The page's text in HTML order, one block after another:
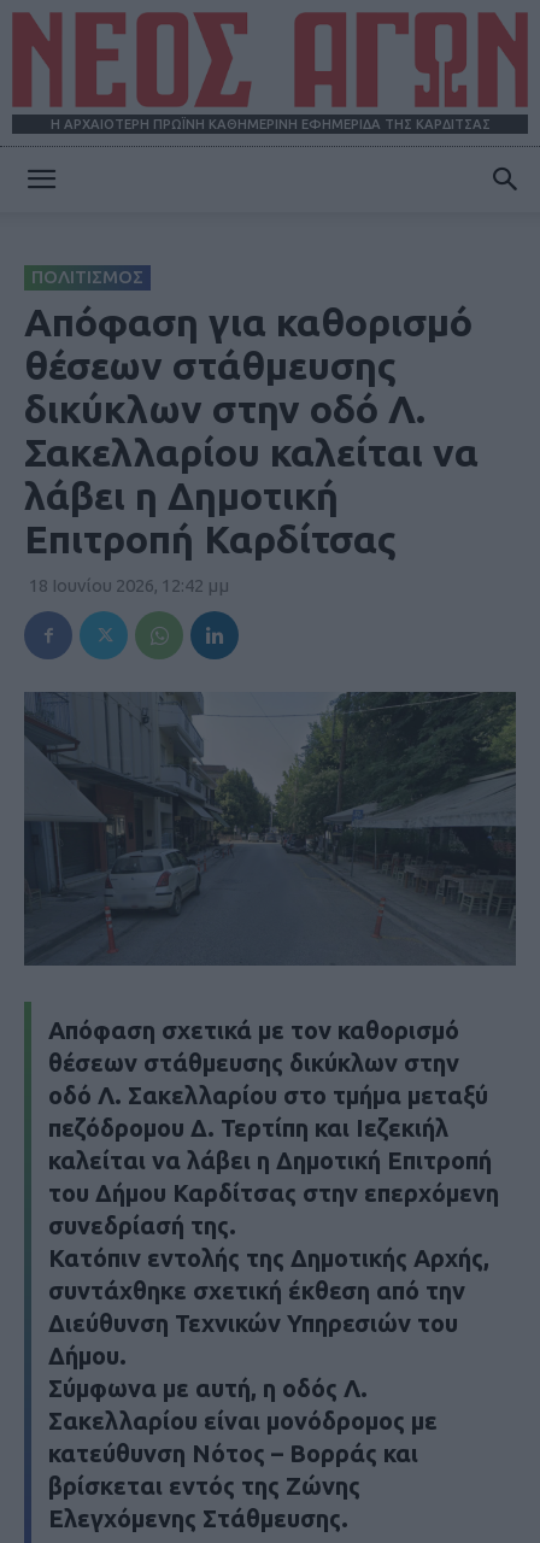
Η ΑΡΧΑΙΟΤΕΡΗ ΠΡΩΪΝΗ ΚΑΘΗΜΕΡΙΝΗ ΕΦΗΜΕΡΙΔΑ ΤΗΣ ΚΑΡΔΙΤΣΑΣ
ΠΟΛΙΤΙΣΜΟΣ
Απόφαση για καθορισμό
θέσεων στάθμευσης
δικύκλων στην οδό Λ.
Σακελλαρίου καλείται να
λάβει η Δημοτική
Επιτροπή Καρδίτσας
18 Ιουνίου 2026, 12:42 μμ
Απόφαση σχετικά με τον καθορισμό
θέσεων στάθμευσης δικύκλων στην
οδό Λ. Σακελλαρίου στο τμήμα μεταξύ
πεζόδρομου Δ. Τερτίπη και Ιεζεκιήλ
καλείται να λάβει η Δημοτική Επιτροπή
του Δήμου Καρδίτσας στην επερχόμενη
συνεδρίασή της.
Κατόπιν εντολής της Δημοτικής Αρχής,
συντάχθηκε σχετική έκθεση από την
Διεύθυνση Τεχνικών Υπηρεσιών του
Δήμου.
Σύμφωνα με αυτή, η οδός Λ.
Σακελλαρίου είναι μονόδρομος με
κατεύθυνση Νότος – Βορράς και
βρίσκεται εντός της Ζώνης
Ελεγχόμενης Στάθμευσης.